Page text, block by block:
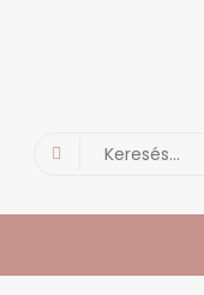
Nori Nails
Search